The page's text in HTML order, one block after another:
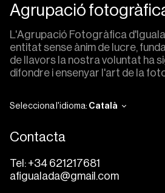
Agrupació
L'Agrupació Fotogràfica
entitat sense ànim de lucre,
de llavors la nostra voluntat ha
difondre i ensenyar l'art de la
Selecciona l'idioma: Català
Contacta
Tel: +34 621217681
afigualada@gmail.com